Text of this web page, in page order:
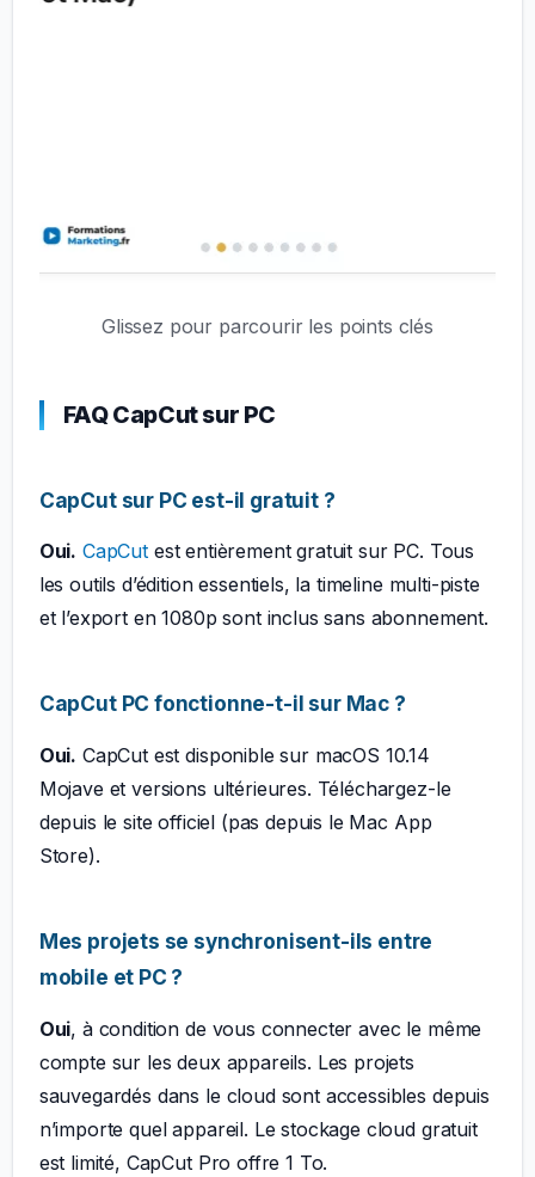
Glissez pour parcourir les points clés
FAQ CapCut sur PC
CapCut sur PC est-il gratuit ?
Oui. CapCutest entièrement gratuit sur PC. Tous
les outils d’édition essentiels, la timeline multi-piste
et l’export en 1080p sont inclus sans abonnement.
CapCut PC fonctionne-t-il sur Mac ?
Oui. CapCut est disponible sur macOS 10.14
Mojave et versions ultérieures. Téléchargez-le
depuis le site officiel (pas depuis le Mac App
Store).
Mes projets se synchronisent-ils entre
mobile et PC ?
Oui, à condition de vous connecter avec le même
compte sur les deux appareils. Les projets
sauvegardés dans le cloud sont accessibles depuis
n’importe quel appareil. Le stockage cloud gratuit
est limité, CapCut Pro offre 1 To.